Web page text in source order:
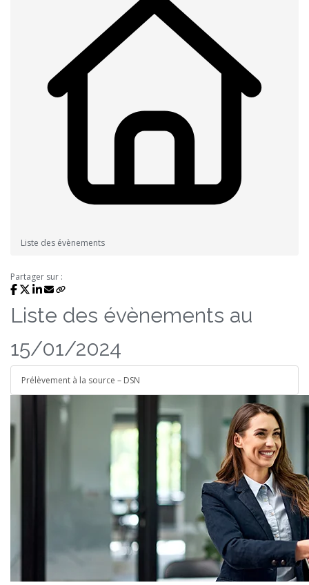
Liste des évènements
Partager sur :
Liste des évènements au
15/01/2024
Prélèvement à la source – DSN